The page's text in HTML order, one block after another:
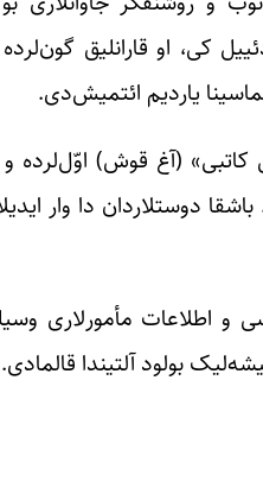
کی، او قارانلیق گون‌لرده
یاردیم ائتمیش‌دی.
کاتبی» (آغ قوش) اوّل‌لرده و
دوستلاردان دا وار
پهلوی رژیمی شهربانی‌سی و اطلاعات
بولود آلتیندا قالمادی.